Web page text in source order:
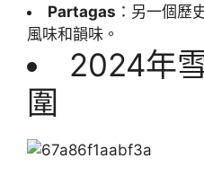
Partagas ：另一個歷
風味和韻味。
2024年
圍